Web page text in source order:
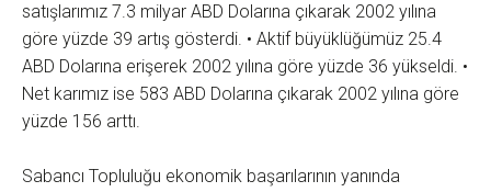
satışlarımız 7.3 milyar ABD Dolarına çıkarak 2002 yılına
göre yüzde 39 artış gösterdi. • Aktif büyüklüğümüz 25.4
ABD Dolarına erişerek 2002 yılına göre yüzde 36 yükseldi. •
Net karımız ise 583 ABD Dolarına çıkarak 2002 yılına göre
yüzde 156 arttı.
Sabancı Topluluğu ekonomik başarılarının yanında